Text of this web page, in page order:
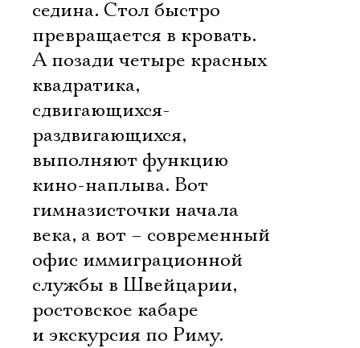
седина. Стол быстро
превращается в кровать.
А позади четыре красных
квадратика,
сдвигающихся-
раздвигающихся,
выполняют функцию
кино-наплыва. Вот
гимназисточки начала
века, а вот – современный
офис иммиграционной
службы в Швейцарии,
ростовское кабаре
и экскурсия по Риму.